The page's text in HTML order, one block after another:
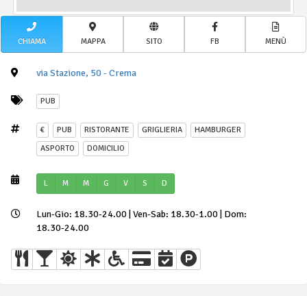
CHIAMA MAPPA SITO FB MENÙ
via Stazione, 50 - Crema
PUB
€ PUB RISTORANTE GRIGLIERIA
HAMBURGER
ASPORTO
DOMICILIO
L M M G V S D
Lun-Gio: 18.30-24.00 | Ven-Sab: 18.30-1.00 | Dom:
18.30-24.00